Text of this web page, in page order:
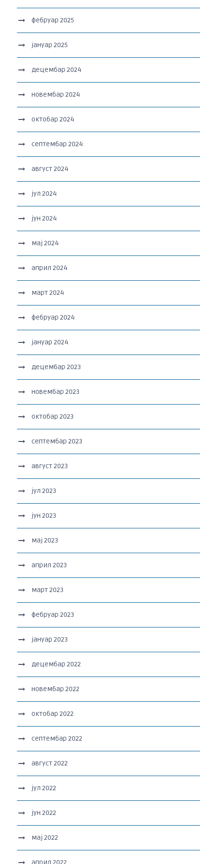
фебруар 2025
јануар 2025
децембар 2024
новембар 2024
октобар 2024
септембар 2024
август 2024
јул 2024
јун 2024
мај 2024
април 2024
март 2024
фебруар 2024
јануар 2024
децембар 2023
новембар 2023
октобар 2023
септембар 2023
август 2023
јул 2023
јун 2023
мај 2023
април 2023
март 2023
фебруар 2023
јануар 2023
децембар 2022
новембар 2022
октобар 2022
септембар 2022
август 2022
јул 2022
јун 2022
мај 2022
април 2022